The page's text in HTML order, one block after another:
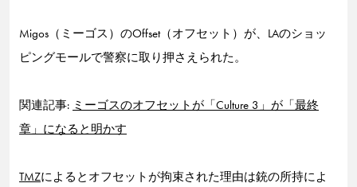
Migos（ミーゴス）のOffset（オフセット）が、LAのショッ
ピングモールで警察に取り押さえられた。
関連記事: ミーゴスのオフセットが「Culture 3」が「最終
章」になると明かす
TMZによるとオフセットが拘束された理由は銃の所持によ